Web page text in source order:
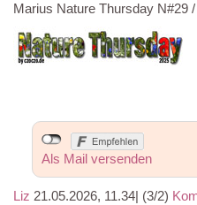
Marius Nature Thursday N#29
Als Mail versenden
Liz 21.05.2026, 11.34| (3/2)